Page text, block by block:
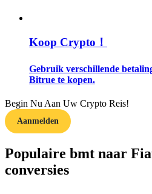
Leer hoe u winstgevend kunt
Verdienen
Koop Crypto！
Gebruik verschillende
Bitrue te kopen.
Begin Nu Aan Uw Crypto Reis!
Aanmelden
Populaire bmt naar
conversies